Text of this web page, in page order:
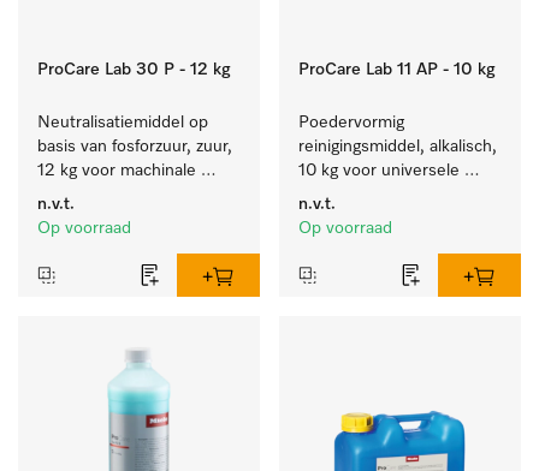
ProCare Lab 30 P - 12 kg
Neutralisatiemiddel op
basis van fosforzuur, zuur,
12 kg voor machinale
reiniging van
laboratoriumglaswerk en -
n.v.t.
Op voorraad
ProCare Lab 11 AP - 10 kg
Poedervormig
reinigingsmiddel, alkalisch,
10 kg voor universele
machinale reiniging van
laboratoriumglaswerk en -
n.v.t.
Op voorraad